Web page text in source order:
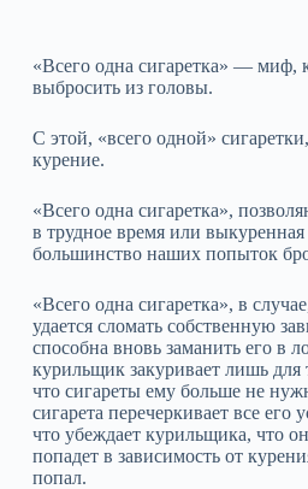
«Всего одна сигаретка» —
выбросить из головы.
С этой, «всего одной»
курение.
«Всего одна сигаретка»,
в трудное время или
большинство наших попыток
«Всего одна сигаретка», в
удается сломать собственную
способна вновь заманить его в
курильщик закуривает лишь для
что сигареты ему больше не
сигарета перечеркивает все его
что убеждает курильщика, что
попадет в зависимость от
попал.